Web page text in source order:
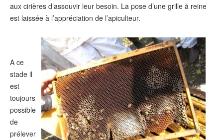
aux cirières d’assouvir leur besoin. La pose d’une grille à reine
est laissée à l’appréciation de l’apiculteur.
A ce
stade il
est
toujours
possible
de
prélever